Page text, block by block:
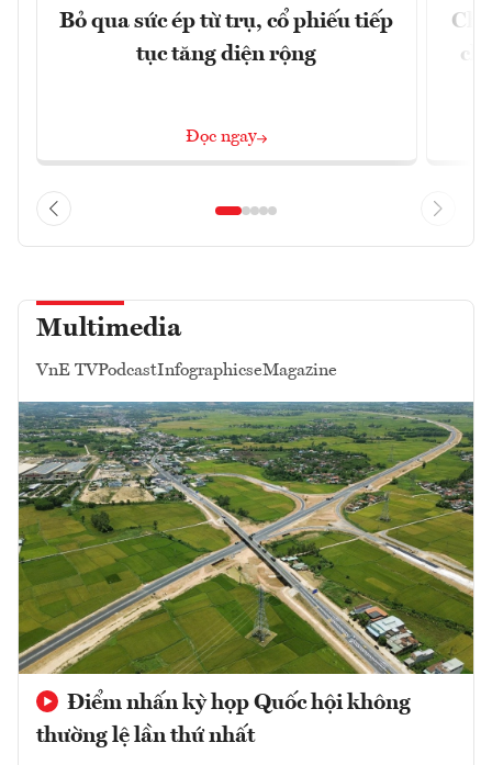
Bỏ qua sức ép từ trụ, cổ phiếu tiếp
tục tăng diện rộng
Đọc ngay
Multimedia
VnE TVPodcastInfographicseMagazine
Điểm nhấn kỳ họp Quốc hội không
thường lệ lần thứ nhất